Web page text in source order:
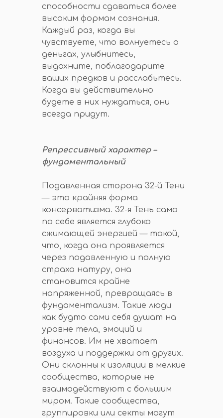
способности сдаваться более
высоким формам сознания.
Каждый раз, когда вы
чувствуете, что волнуетесь о
деньгах, улыбнитесь,
выдохните, поблагодарите
ваших предков и расслабьтесь.
Когда вы действительно
будете в них нуждаться, они
всегда придут.
Репрессивный характер –
фундаментальный
Подавленная сторона 32-й Тени
— это крайняя форма
консерватизма. 32-я Тень сама
по себе является глубоко
сжимающей энергией — такой,
что, когда она проявляется
через подавленную и полную
страха натуру, она
становится крайне
напряженной, превращаясь в
фундаментализм. Такие люди
как будто сами себя душат на
уровне тела, эмоций и
финансов. Им не хватает
воздуха и поддержки от других.
Они склонны к изоляции в мелкие
сообщества, которые не
взаимодействуют с большим
миром. Такие сообщества,
группировки или секты могут